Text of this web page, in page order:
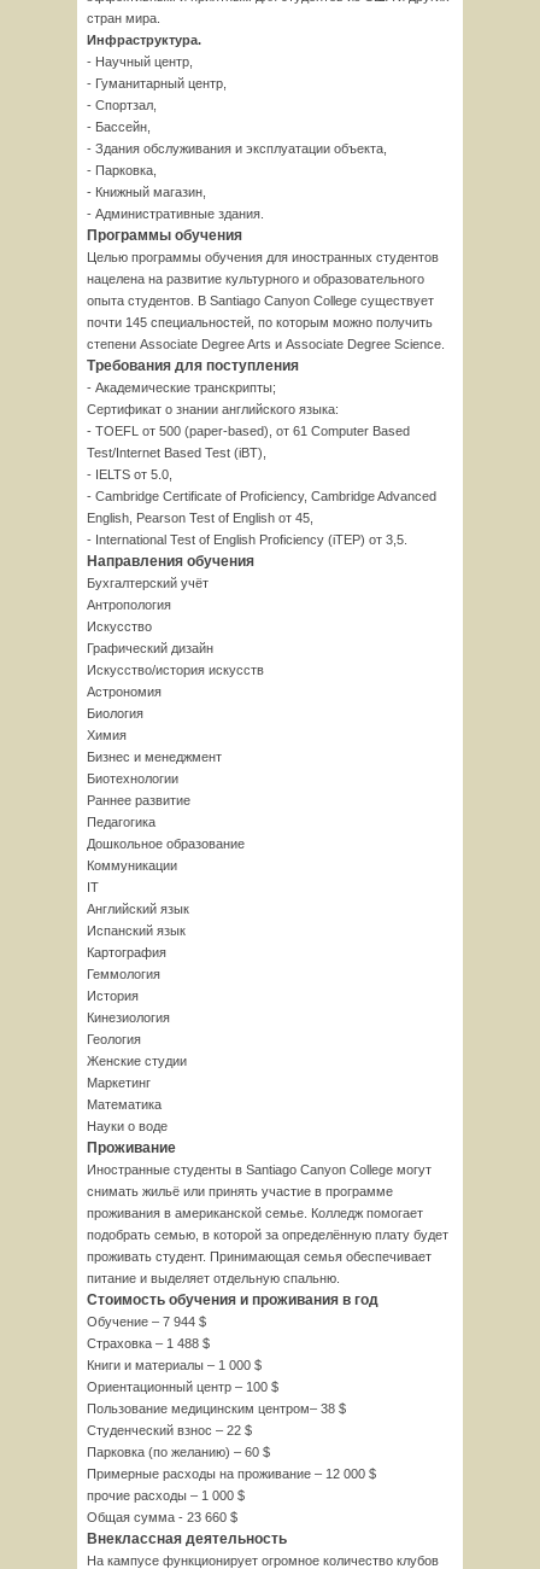
стран мира.
Инфраструктура.
- Научный центр,
- Гуманитарный центр,
- Спортзал,
- Бассейн,
- Здания обслуживания и эксплуатации объекта,
- Парковка,
- Книжный магазин,
- Административные здания.
Программы обучения
Целью программы обучения для иностранных студентов
нацелена на развитие культурного и образовательного
опыта студентов. В Santiago Canyon College существует
почти 145 специальностей, по которым можно получить
степени Associate Degree Arts и Associate Degree Science.
Требования для поступления
- Академические транскрипты;
Сертификат о знании английского языка:
- TOEFL от 500 (paper-based), от 61 Computer Based
Test/Internet Based Test (iBT),
- IELTS от 5.0,
- Cambridge Certificate of Proficiency, Cambridge Advanced
English, Pearson Test of English от 45,
- International Test of English Proficiency (iTEP) от 3,5.
Направления обучения
Бухгалтерский учёт
Антропология
Искусство
Графический дизайн
Искусство/история искусств
Астрономия
Биология
Химия
Бизнес и менеджмент
Биотехнологии
Раннее развитие
Педагогика
Дошкольное образование
Коммуникации
IT
Английский язык
Испанский язык
Картография
Геммология
История
Кинезиология
Геология
Женские студии
Маркетинг
Математика
Науки о воде
Проживание
Иностранные студенты в Santiago Canyon College могут
снимать жильё или принять участие в программе
проживания в американской семье. Колледж помогает
подобрать семью, в которой за определённую плату будет
проживать студент. Принимающая семья обеспечивает
питание и выделяет отдельную спальню.
Стоимость обучения и проживания в год
Обучение – 7 944 $
Страховка – 1 488 $
Книги и материалы – 1 000 $
Ориентационный центр – 100 $
Пользование медицинским центром– 38 $
Студенческий взнос – 22 $
Парковка (по желанию) – 60 $
Примерные расходы на проживание – 12 000 $
прочие расходы – 1 000 $
Общая сумма - 23 660 $
Внеклассная деятельность
На кампусе функционирует огромное количество клубов